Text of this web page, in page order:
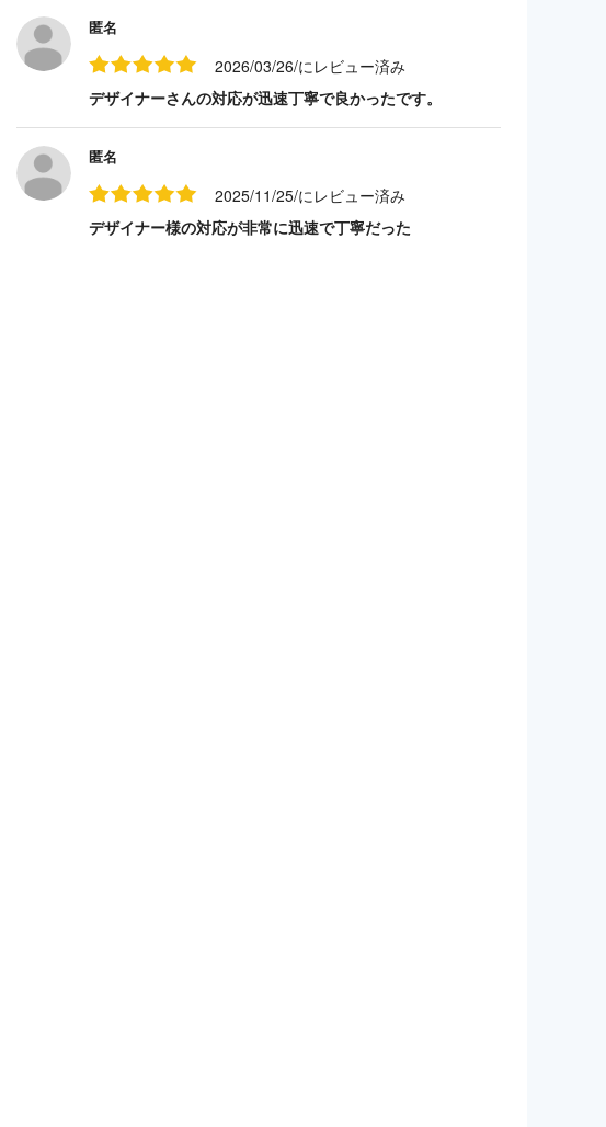
匿名
2026/03/26/にレビュー済み
デザイナーさんの対応が迅速丁寧で良かったです。
匿名
2025/11/25/にレビュー済み
デザイナー様の対応が非常に迅速で丁寧だった